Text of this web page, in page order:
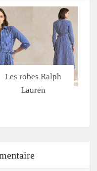
Les robes Ralph
Lauren